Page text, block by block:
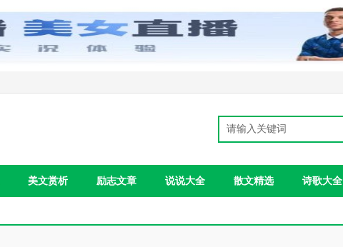
美文赏析 励志文章 说说大全 散文精选 诗歌大全